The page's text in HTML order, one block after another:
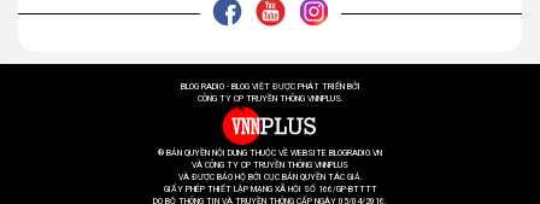
BLOG RADIO - BLOG VIỆT ĐƯỢC PHÁT TRIỂN BỞI
CÔNG TY CP TRUYỀN THÔNG VNNPLUS.
® BẢN QUYỀN NỘI DUNG THUỘC VỀ WEBSITE BLOGRADIO.VN
VÀ CÔNG TY CP TRUYỀN THÔNG VNNPLUS
VÀ ĐƯỢC BẢO HỘ BỞI CỤC BẢN QUYỀN TÁC GIẢ.
GIẤY PHÉP THIẾT LẬP MẠNG XÃ HỘI SỐ 166/GP-BTTTT
DO BỘ THÔNG TIN VÀ TRUYỀN THÔNG CẤP NGÀY 05/04/2016.